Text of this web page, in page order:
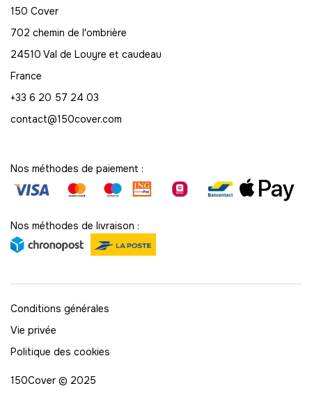
150 Cover
702 chemin de l'ombrière
24510 Val de Louyre et caudeau
France
+33 6 20 57 24 03
contact@150cover.com
Nos méthodes de paiement :
Nos méthodes de livraison :
150Cover © 2025
Conditions générales
Vie privée
Politique des cookies